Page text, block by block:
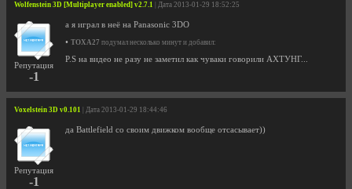
Wolfenstein 3D [Multiplayer enabled] v2.7.1 | Дата 2013-01-29 18:52:25
Репутация
-1
а я играл в неё на Panasonic 3DO
• TOXA27 подумал несколько минут и добавил:
P.S на видео не разу не заметил как чуваки говорили АХТУНГ...
Voxelstein 3D v0.101 | Дата 2013-01-29 18:44:46
Репутация
-1
да Battlefield со своим движком вообще отсасывает))